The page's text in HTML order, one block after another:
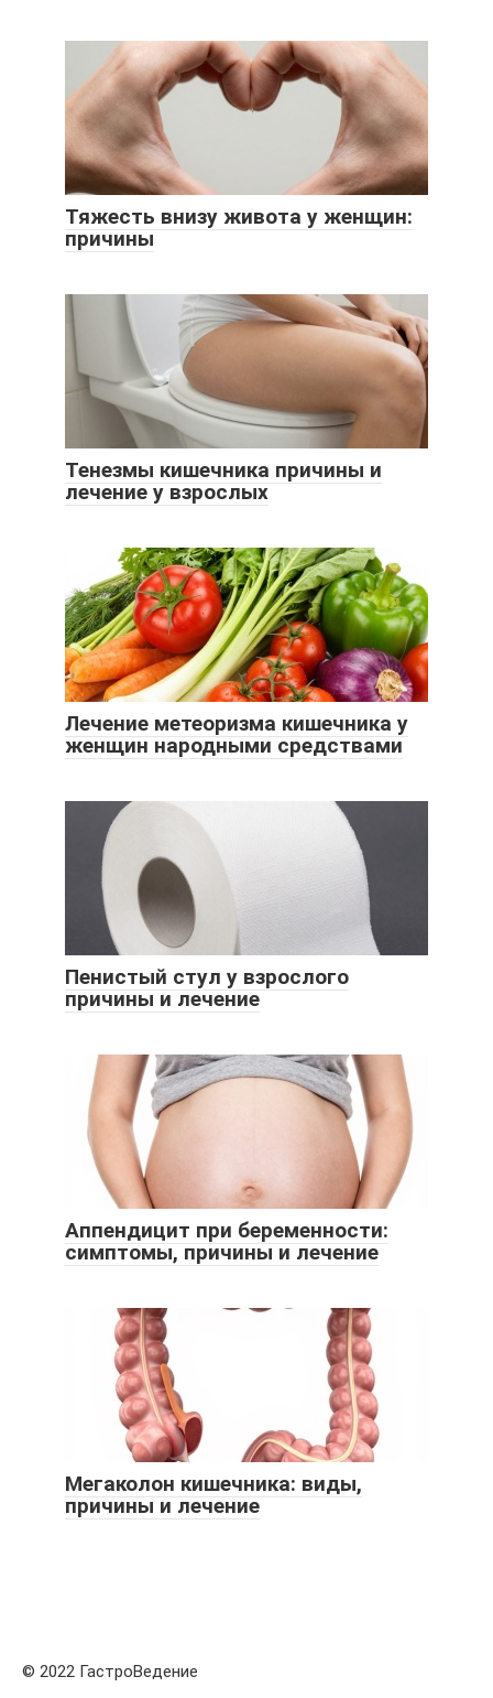
Тяжесть внизу живота у женщин:
причины
Тенезмы кишечника причины и
лечение у взрослых
Лечение метеоризма кишечника у
женщин народными средствами
Пенистый стул у взрослого
причины и лечение
Аппендицит при беременности:
симптомы, причины и лечение
Мегаколон кишечника: виды,
причины и лечение
© 2022 ГастроВедение